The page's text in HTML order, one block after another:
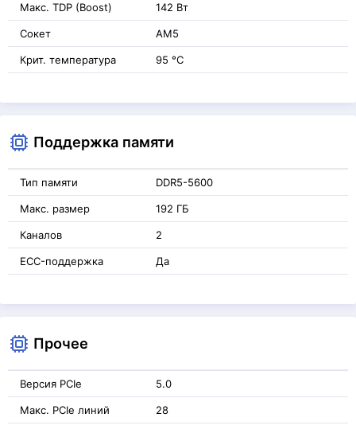
Макс. TDP (Boost) 142 Вт
Сокет AM5
Крит. температура 95 °C
Поддержка памяти
Тип памяти DDR5-5600
Макс. размер 192 ГБ
Каналов 2
ECC-поддержка Да
Прочее
Версия PCIe 5.0
Макс. PCIe линий 28